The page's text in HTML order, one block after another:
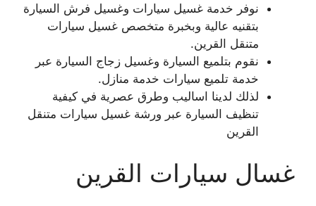
نوفر خدمة غسيل سيارات وغسيل فرش السيارة
بتقنيه عالية وبخبرة متخصص غسيل سيارات
متنقل القرين.
نقوم بتلميع السيارة وغسيل زجاج السيارة عبر
خدمة تلميع سيارات خدمة منازل.
لذلك لدينا اساليب وطرق عصرية في كيفية
تنظيف السيارة عبر ورشة غسيل سيارات متنقل
القرين
غسال سيارات القرين